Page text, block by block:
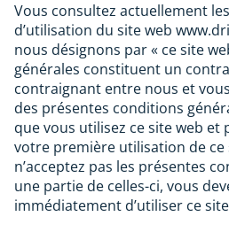
Vous consultez actuellement
d’utilisation du site web
nous désignons par « ce site
générales constituent un
contraignant entre nous et
des présentes conditions
que vous utilisez ce site web et
votre première utilisation de ce
n’acceptez pas les présentes
une partie de celles-ci, vous
immédiatement d’utiliser ce